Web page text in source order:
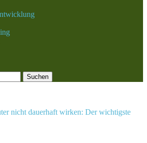
nicht dauerhaft wirken: Der wichtigste